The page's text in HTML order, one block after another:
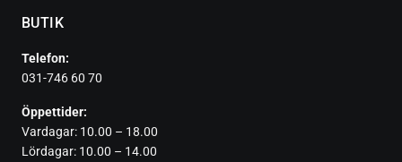
BUTIK
Telefon:
031-746 60 70
Öppettider:
Vardagar: 10.00 – 18.00
Lördagar: 10.00 – 14.00